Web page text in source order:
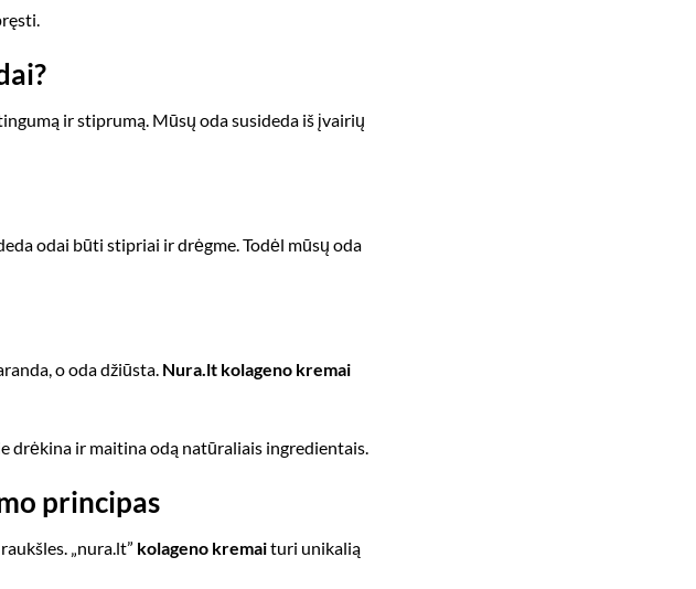
ir stiprumą. Mūsų oda susideda iš įvairių
odai būti stipriai ir drėgme. Todėl mūsų oda
o oda džiūsta. Nura.lt kolageno kremai
drėkina ir maitina odą natūraliais ingredientais.
principas
„nura.lt” kolageno kremaituri unikalią